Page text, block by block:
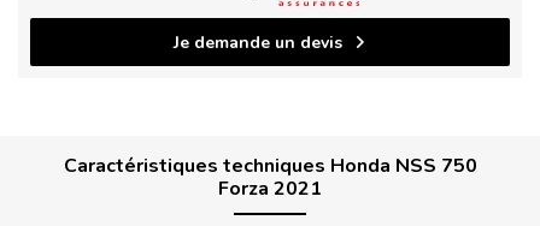
Je demande un devis
Caractéristiques techniques Honda NSS 750
Forza 2021